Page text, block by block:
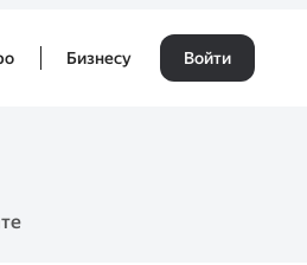
Бизнесу Войти